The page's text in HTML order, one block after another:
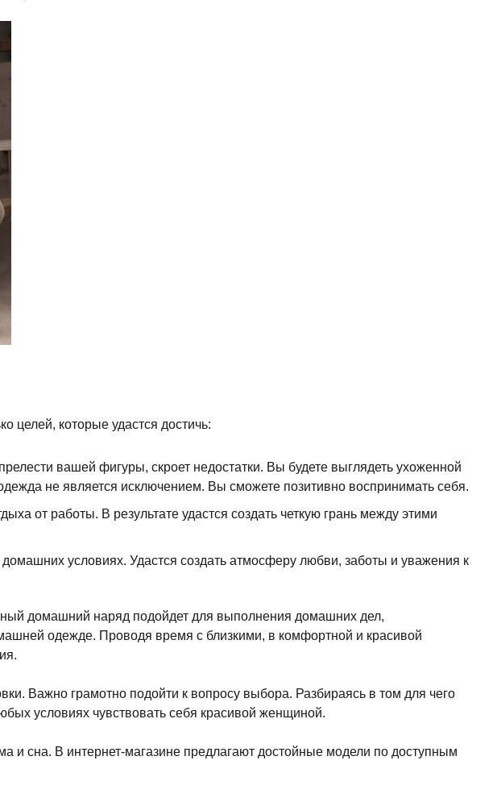
целей, которые удастся достичь:
вашей фигуры, скроет недостатки. Вы будете выглядеть ухоженной
не является исключением. Вы сможете позитивно воспринимать себя.
от работы. В результате удастся создать четкую грань между этими
условиях. Удастся создать атмосферу любви, заботы и уважения к
домашний наряд подойдет для выполнения домашних дел,
одежде. Проводя время с близкими, в комфортной и красивой
Важно грамотно подойти к вопросу выбора. Разбираясь в том для чего
условиях чувствовать себя красивой женщиной.
и сна. В интернет-магазине предлагают достойные модели по доступным